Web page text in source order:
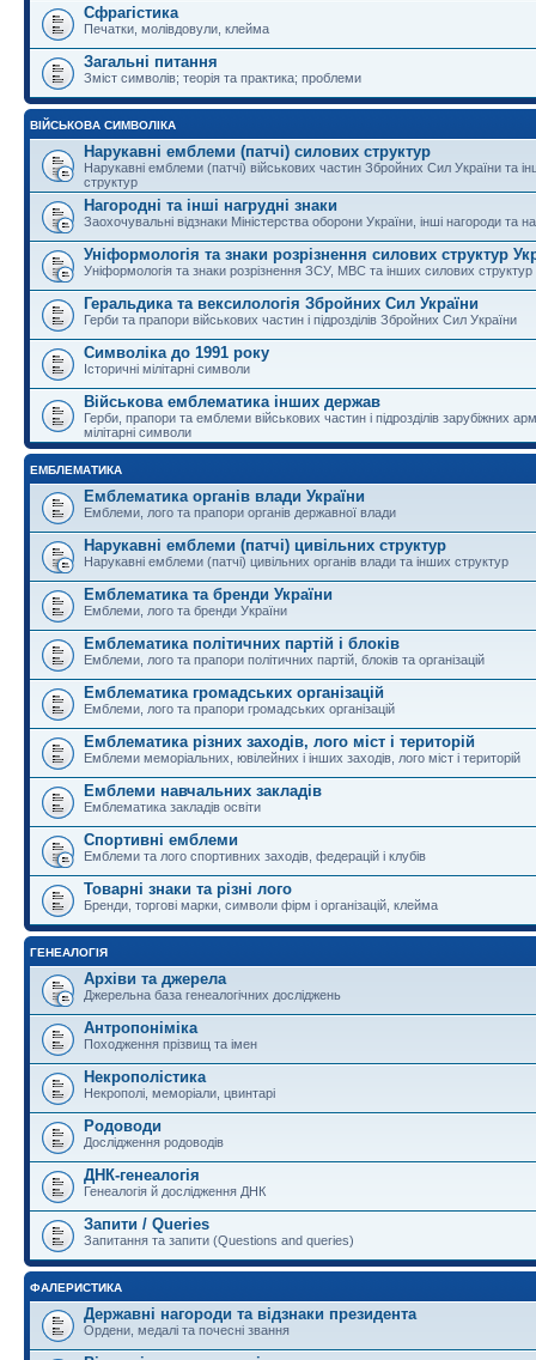
Сфрагістика
Печатки, молівдовули, клейма
Загальні питання
Зміст символів; теорія та практика; проблеми
ВІЙСЬКОВА СИМВОЛІКА
Нарукавні емблеми (патчі) силових структур
Нарукавні емблеми (патчі) військових частин Збройних Сил України та
структур
Нагородні та інші нагрудні знаки
Заохочувальні відзнаки Міністерства оборони України, інші нагороди та
Уніформологія та знаки розрізнення силових структур
Уніформологія та знаки розрізнення ЗСУ, МВС та інших силових структур
Геральдика та вексилологія Збройних Сил України
Герби та прапори військових частин і підрозділів Збройних Сил України
Символіка до 1991 року
Історичні мілітарні символи
Військова емблематика інших держав
Герби, прапори та емблеми військових частин і підрозділів зарубіжних
мілітарні символи
ЕМБЛЕМАТИКА
Емблематика органів влади України
Емблеми, лого та прапори органів державної влади
Нарукавні емблеми (патчі) цивільних структур
Нарукавні емблеми (патчі) цивільних органів влади та інших структур
Емблематика та бренди України
Емблеми, лого та бренди України
Емблематика політичних партій і блоків
Емблеми, лого та прапори політичних партій, блоків та організацій
Емблематика громадських організацій
Емблеми, лого та прапори громадських організацій
Емблематика різних заходів, лого міст і територій
Емблеми меморіальних, ювілейних і інших заходів, лого міст і територій
Емблеми навчальних закладів
Емблематика закладів освіти
Спортивні емблеми
Емблеми та лого спортивних заходів, федерацій і клубів
Товарні знаки та різні лого
Бренди, торгові марки, символи фірм і організацій, клейма
ГЕНЕАЛОГІЯ
Архіви та джерела
Джерельна база генеалогічних досліджень
Антропоніміка
Походження прізвищ та імен
Некрополістика
Некрополі, меморіали, цвинтарі
Родоводи
Дослідження родоводів
ДНК-генеалогія
Генеалогія й дослідження ДНК
Запити / Queries
Запитання та запити (Questions and queries)
ФАЛЕРИСТИКА
Державні нагороди та відзнаки президента
Ордени, медалі та почесні звання